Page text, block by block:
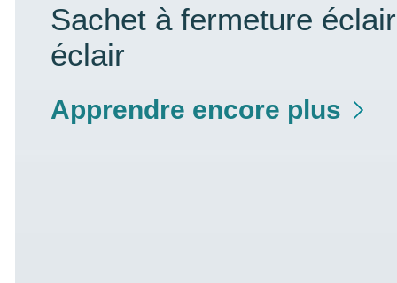
Sachet à fermeture
éclair
Apprendre encore plus